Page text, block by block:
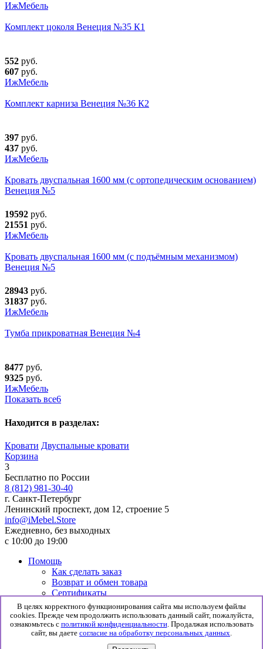
ИжМебель
Комплект цоколя Венеция №35 К1
552 руб.
607 руб.
ИжМебель
Комплект карниза Венеция №36 К2
397 руб.
437 руб.
ИжМебель
Кровать двуспальная 1600 мм (с ортопедическим основанием)
Венеция №5
19592 руб.
21551 руб.
ИжМебель
Кровать двуспальная 1600 мм (с подъёмным механизмом)
Венеция №5
28943 руб.
31837 руб.
ИжМебель
Тумба прикроватная Венеция №4
8477 руб.
9325 руб.
ИжМебель
Показать все6
Находится в разделах:
Кровати Двуспальные кровати
Корзина
3
Бесплатно по России
8 (812) 981-30-40
г. Санкт-Петербург
Ленинский проспект, дом 12, строение 5
info@iMebel.Store
Ежедневно, без выходных
с 10:00 до 19:00
Помощь
Как сделать заказ
Возврат и обмен товара
Сертификаты
Информация
Гарантия
Доставка и сборка
Политика конфиденциальности
Согласие на обработку данных
В целях корректного функционирования сайта мы используем файлы
cookies. Прежде чем продолжить использовать данный сайт, пожалуйста,
ознакомьтесь с политикой конфиденциальности. Продалжая использовать
сайт, вы даете согласие на обработку персональных данных.